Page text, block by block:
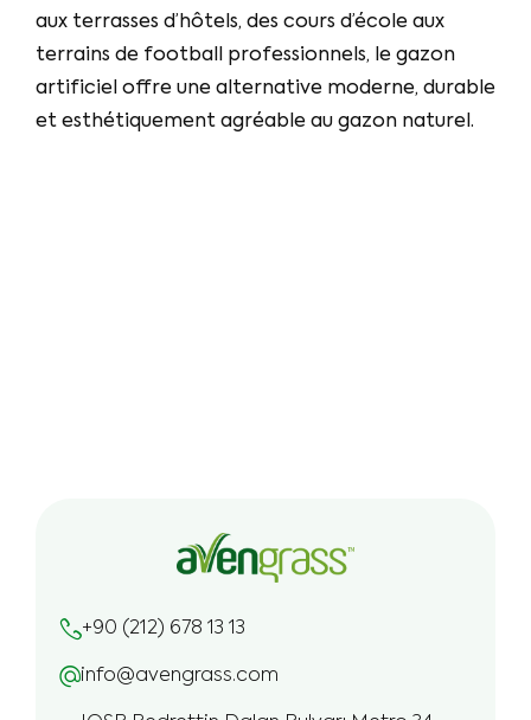
aux terrasses d’hôtels, des cours d’école aux
terrains de football professionnels, le gazon
artificiel offre une alternative moderne, durable
et esthétiquement agréable au gazon naturel.
+90 (212) 678 13 13
info@avengrass.com